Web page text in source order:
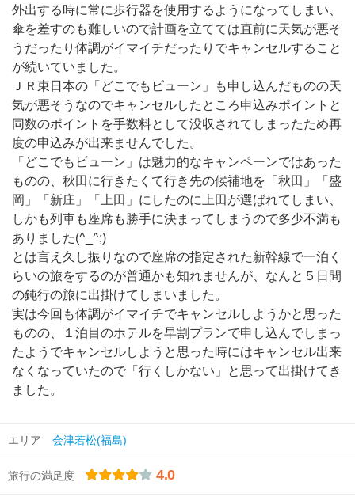
外出する時に常に歩行器を使用するようになってしまい、
傘を差すのも難しいので計画を立てては直前に天気が悪そ
うだったり体調がイマイチだったりでキャンセルすること
が続いていました。
ＪＲ東日本の「どこでもビューン」も申し込んだものの天
気が悪そうなのでキャンセルしたところ申込みポイントと
同数のポイントを手数料として没収されてしまったため再
度の申込みが出来ませんでした。
「どこでもビューン」は魅力的なキャンペーンではあった
ものの、秋田に行きたくて行き先の候補地を「秋田」「盛
岡」「新庄」「上田」にしたのに上田が選ばれてしまい、
しかも列車も座席も勝手に決まってしまうので多少不満も
ありました(^_^;)
とは言え久し振りなので座席の指定された新幹線で一泊く
らいの旅をするのが普通かも知れませんが、なんと５日間
の鈍行の旅に出掛けてしまいました。
実は今回も体調がイマイチでキャンセルしようかと思った
ものの、１泊目のホテルを早割プランで申し込んでしまっ
たようでキャンセルしようと思った時にはキャンセル出来
なくなっていたので「行くしかない」と思って出掛けてき
ました。
エリア 会津若松(福島)
旅行の満足度 4.0